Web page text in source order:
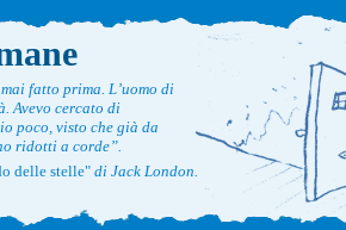
fatto prima. L’uomo di
Avevo cercato di
poco, visto che già da
ridotti a corde”.
delle stelle"di Jack London.